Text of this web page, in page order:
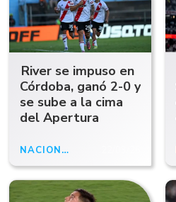
River se impuso en
Córdoba, ganó 2-0 y
se sube a la cima
del Apertura
NACIONALES